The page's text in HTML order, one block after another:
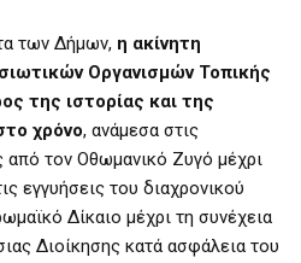
των Δήμων, η ακίνητη
Οργανισμών Τοπικής
της ιστορίας και της
χρόνο, ανάμεσα στις
από τον Οθωμανικό Ζυγό μέχρι
εγγυήσεις του διαχρονικού
Δίκαιο μέχρι τη συνέχεια
Διοίκησης κατά ασφάλεια του